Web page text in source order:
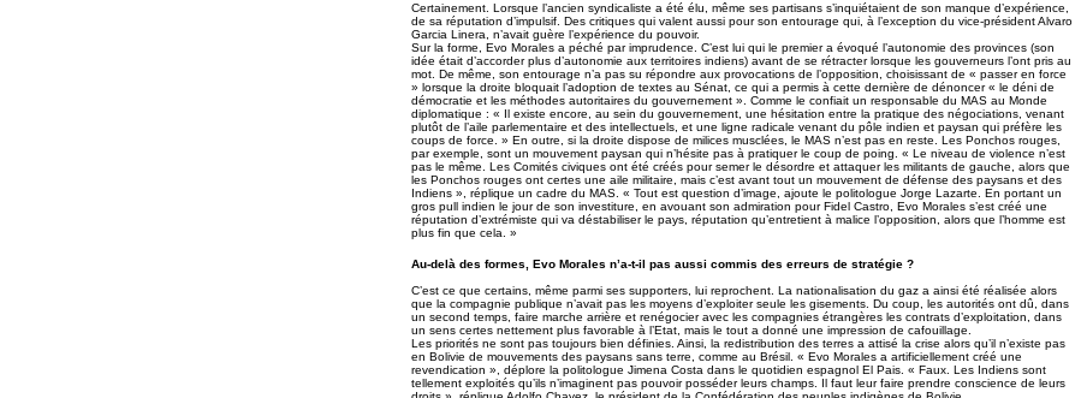
Certainement. Lorsque l’ancien syndicaliste a été élu, même ses partisans s’inquiétaient de son manque d’expérience,
de sa réputation d’impulsif. Des critiques qui valent aussi pour son entourage qui, à l’exception du vice-président Alvaro
Garcia Linera, n’avait guère l’expérience du pouvoir.
Sur la forme, Evo Morales a péché par imprudence. C’est lui qui le premier a évoqué l’autonomie des provinces (son
idée était d’accorder plus d’autonomie aux territoires indiens) avant de se rétracter lorsque les gouverneurs l’ont pris au
mot. De même, son entourage n’a pas su répondre aux provocations de l’opposition, choisissant de « passer en force
» lorsque la droite bloquait l’adoption de textes au Sénat, ce qui a permis à cette dernière de dénoncer « le déni de
démocratie et les méthodes autoritaires du gouvernement ». Comme le confiait un responsable du MAS au Monde
diplomatique : « Il existe encore, au sein du gouvernement, une hésitation entre la pratique des négociations, venant
plutôt de l’aile parlementaire et des intellectuels, et une ligne radicale venant du pôle indien et paysan qui préfère les
coups de force. » En outre, si la droite dispose de milices musclées, le MAS n’est pas en reste. Les Ponchos rouges,
par exemple, sont un mouvement paysan qui n’hésite pas à pratiquer le coup de poing. « Le niveau de violence n’est
pas le même. Les Comités civiques ont été créés pour semer le désordre et attaquer les militants de gauche, alors que
les Ponchos rouges ont certes une aile militaire, mais c’est avant tout un mouvement de défense des paysans et des
Indiens », réplique un cadre du MAS. « Tout est question d’image, ajoute le politologue Jorge Lazarte. En portant un
gros pull indien le jour de son investiture, en avouant son admiration pour Fidel Castro, Evo Morales s’est créé une
réputation d’extrémiste qui va déstabiliser le pays, réputation qu’entretient à malice l’opposition, alors que l’homme est
plus fin que cela. »
Au-delà des formes, Evo Morales n’a-t-il pas aussi commis des erreurs de stratégie ?
C’est ce que certains, même parmi ses supporters, lui reprochent. La nationalisation du gaz a ainsi été réalisée alors
que la compagnie publique n’avait pas les moyens d’exploiter seule les gisements. Du coup, les autorités ont dû, dans
un second temps, faire marche arrière et renégocier avec les compagnies étrangères les contrats d’exploitation, dans
un sens certes nettement plus favorable à l’Etat, mais le tout a donné une impression de cafouillage.
Les priorités ne sont pas toujours bien définies. Ainsi, la redistribution des terres a attisé la crise alors qu’il n’existe pas
en Bolivie de mouvements des paysans sans terre, comme au Brésil. « Evo Morales a artificiellement créé une
revendication », déplore la politologue Jimena Costa dans le quotidien espagnol El Pais. « Faux. Les Indiens sont
tellement exploités qu’ils n’imaginent pas pouvoir posséder leurs champs. Il faut leur faire prendre conscience de leurs